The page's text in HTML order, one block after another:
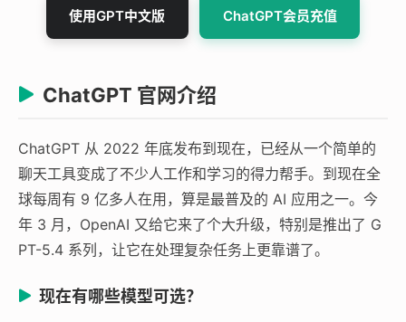
使用GPT中文版 ChatGPT会员充值
ChatGPT 官网介绍
ChatGPT 从 2022 年底发布到现在，已经从一个简单的
聊天工具变成了不少人工作和学习的得力帮手。到现在全
球每周有 9 亿多人在用，算是最普及的 AI 应用之一。今
年 3 月，OpenAI 又给它来了个大升级，特别是推出了 G
PT-5.4 系列，让它在处理复杂任务上更靠谱了。
现在有哪些模型可选？